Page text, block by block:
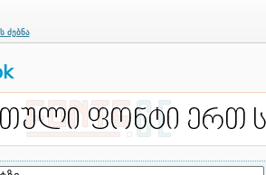
ძებნა